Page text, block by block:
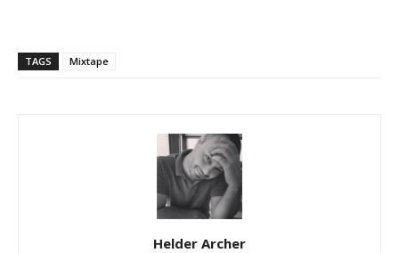
TAGS Mixtape
Helder Archer